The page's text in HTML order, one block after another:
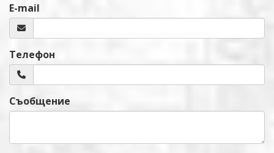
E-mail
Телефон
Съобщение